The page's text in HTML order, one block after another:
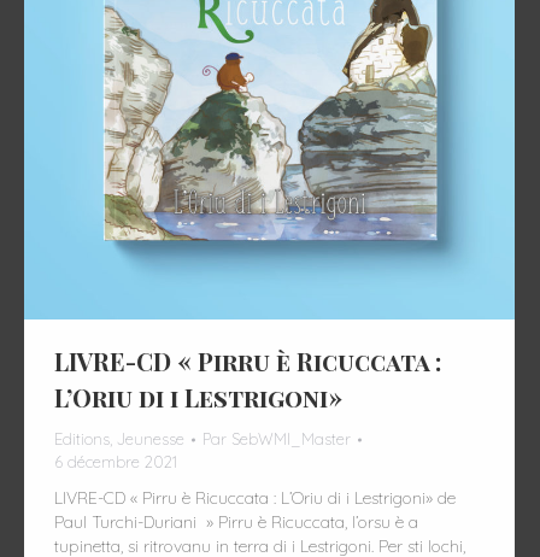
LIVRE-CD « Pirru è Ricuccata :
L’Oriu di i Lestrigoni»
Editions Jeunesse Par SebWMI_Master
6 décembre 2021
LIVRE-CD « Pirru è Ricuccata : L’Oriu di i Lestrigoni» de
Paul Turchi-Duriani » Pirru è Ricuccata, l’orsu è a
tupinetta, si ritrovanu in terra di i Lestrigoni. Per sti lochi,